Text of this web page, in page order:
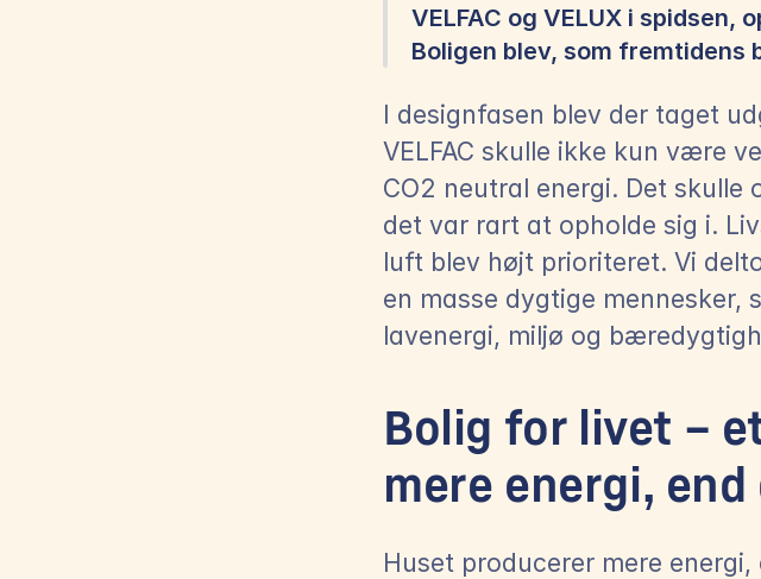
VELFAC og VELUX i spidsen,
Boligen blev, som fremtidens
I designfasen blev der taget
VELFAC skulle ikke kun være
CO2 neutral energi. Det
det var rart at opholde sig i.
luft blev højt prioriteret. Vi
en masse dygtige mennesker,
lavenergi, miljø og
Bolig for livet –
mere energi,
Huset producerer mere